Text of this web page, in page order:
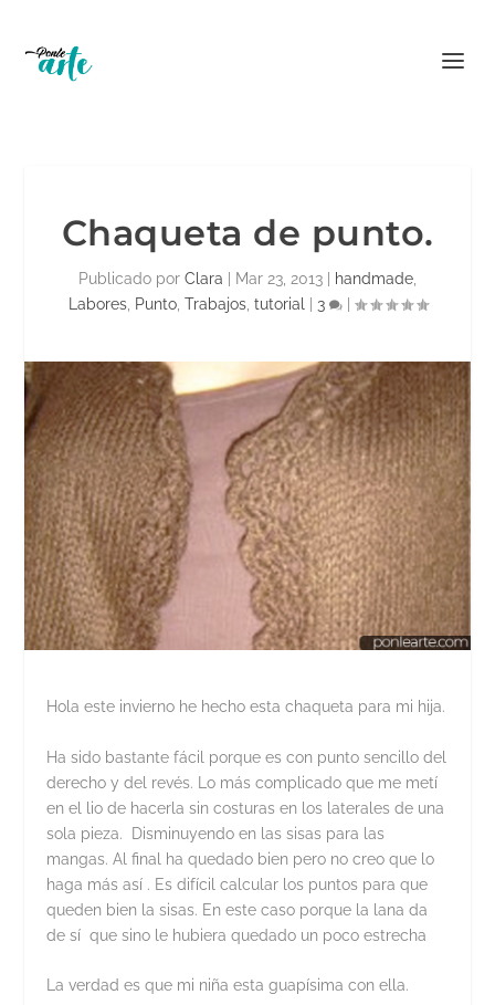
Chaqueta de punto.
Publicado por Clara Mar 23, 2013 handmade
Labores, Punto, Trabajos, tutorial 3 |
Hola este invierno he hecho esta chaqueta para mi hija.
Ha sido bastante fácil porque es con punto sencillo del
derecho y del revés. Lo más complicado que me metí
en el lio de hacerla sin costuras en los laterales de una
sola pieza. Disminuyendo en las sisas para las
mangas. Al final ha quedado bien pero no creo que lo
haga más así . Es difícil calcular los puntos para que
queden bien la sisas. En este caso porque la lana da
de sí que sino le hubiera quedado un poco estrecha
La verdad es que mi niña esta guapísima con ella.